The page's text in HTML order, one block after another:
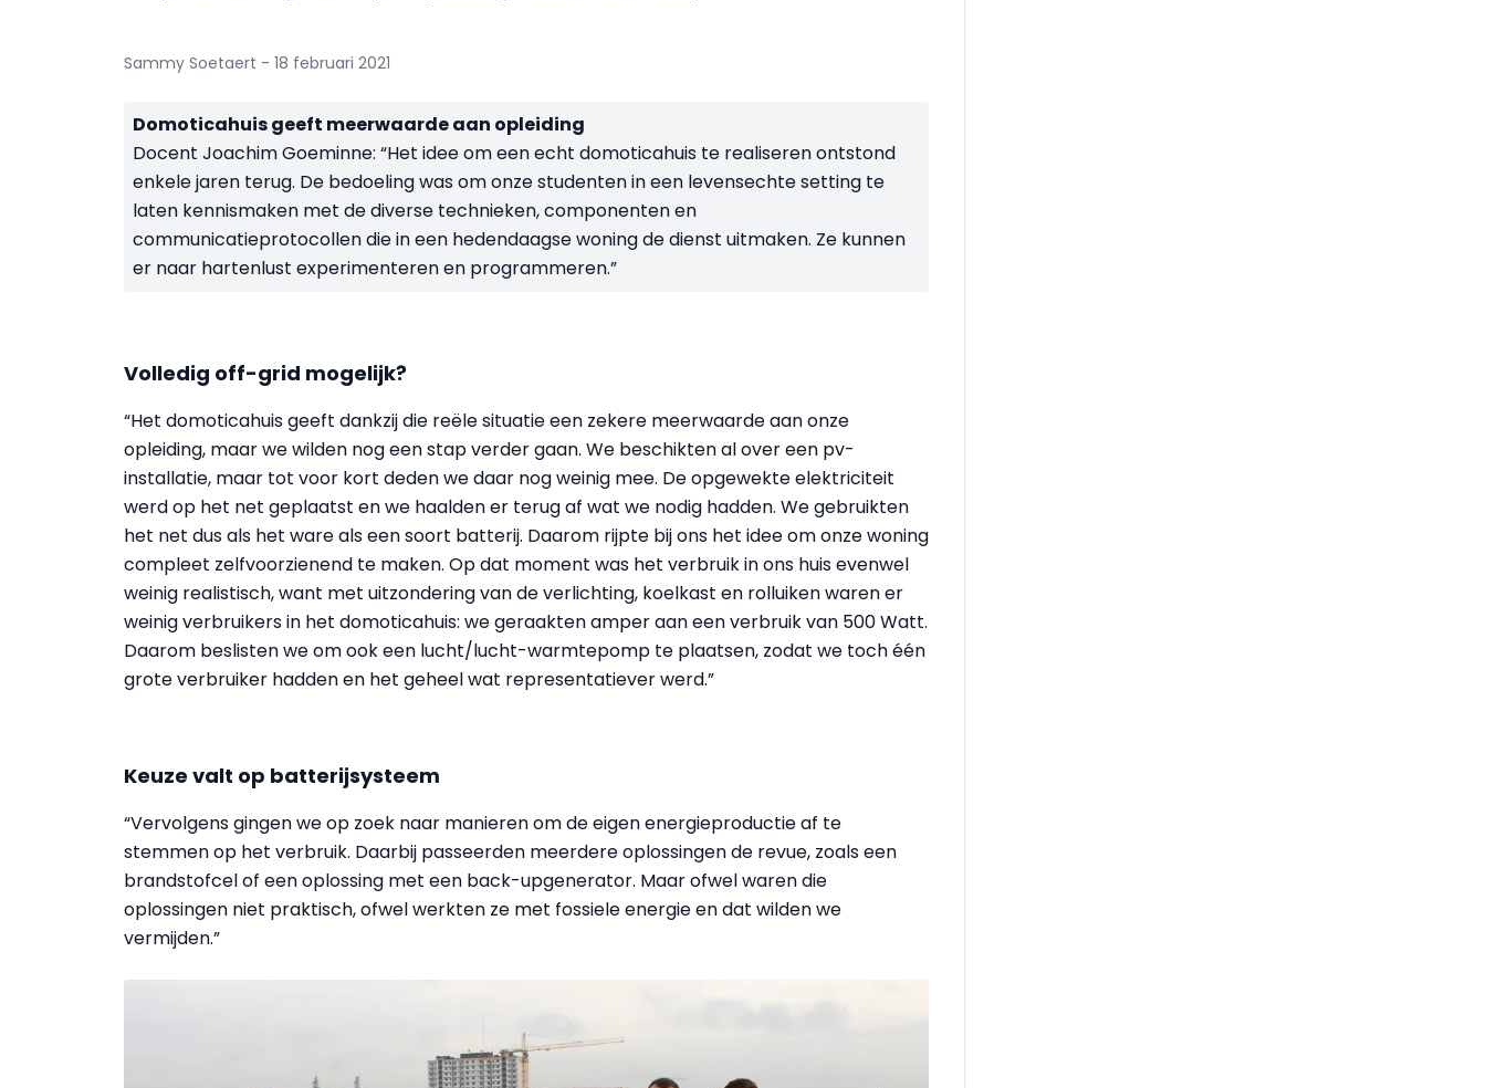
Sammy Soetaert - 18 februari 2021
Domoticahuis geeft meerwaarde aan opleiding
Docent Joachim Goeminne: “Het idee om een echt domoticahuis te realiseren ontstond
enkele jaren terug. De bedoeling was om onze studenten in een levensechte setting te
laten kennismaken met de diverse technieken, componen­ten en
communicatieprotocollen die in een hedendaagse woning de dienst uitmaken. Ze kunnen
er naar hartenlust experimenteren en programmeren.”
Volledig off-grid mogelijk?
“Het domoticahuis geeft dankzij die reële situatie een zekere meerwaarde aan onze
opleiding, maar we wilden nog een stap verder gaan. We beschikten al over een pv-
installatie, maar tot voor kort deden we daar nog weinig mee. De opgewekte elektriciteit
werd op het net geplaatst en we haalden er terug af wat we nodig hadden. We gebruikten
het net dus als het ware als een soort batterij. Daarom rijpte bij ons het idee om onze woning
compleet zelfvoorzienend te maken. Op dat moment was het verbruik in ons huis evenwel
weinig realistisch, want met uitzondering van de verlichting, koelkast en rolluiken waren er
weinig verbruikers in het domoticahuis: we geraakten amper aan een verbruik van 500 Watt.
Daarom beslisten we om ook een lucht/lucht-warmtepomp te plaatsen, zodat we toch één
grote verbruiker hadden en het geheel wat representatiever werd.”
Keuze valt op batterijsysteem
“Vervolgens gingen we op zoek naar manieren om de eigen energieproductie af te
stemmen op het verbruik. Daarbij passeerden meerdere oplossingen de revue, zoals een
brandstofcel of een oplossing met een back-upgenerator. Maar ofwel waren die
oplossingen niet praktisch, ofwel werkten ze met fossiele energie en dat wilden we
vermijden.”